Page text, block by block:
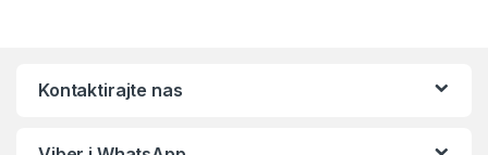
Kontaktirajte nas